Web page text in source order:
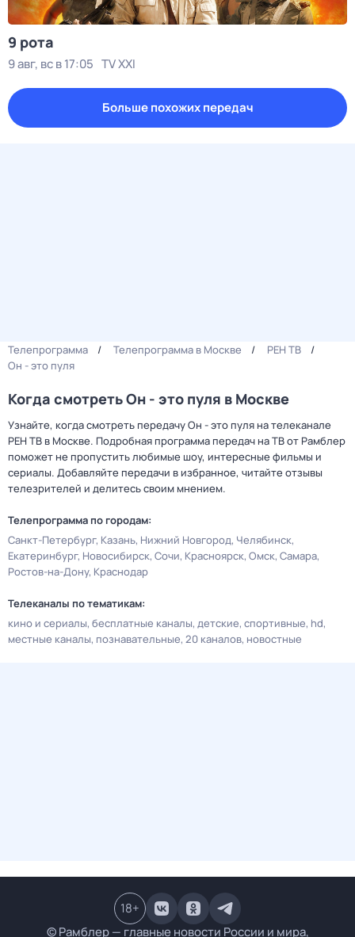
9 рота
9 авг, вс в 17:05 TV XXI
Больше похожих передач
Телепрограмма Телепрограмма в Москве
РЕН ТВ
Он - это пуля
Когда смотреть Он - это пуля в Москве
Узнайте, когда смотреть передачу Он - это пуля на телеканале
РЕН ТВ в Москве. Подробная программа передач на ТВ от Рамблер
поможет не пропустить любимые шоу, интересные фильмы и
сериалы. Добавляйте передачи в избранное, читайте отзывы
телезрителей и делитесь своим мнением.
Телепрограмма по городам:
Санкт-Петербург Казань Нижний Новгород Челябинск
Екатеринбург Новосибирск Сочи Красноярск Омск Самара
Ростов-на-Дону Краснодар
Телеканалы по тематикам:
кино и сериалы бесплатные каналы детские спортивные hd
местные каналы познавательные 20 каналов новостные
© Рамблер — главные новости России и мира,
18+